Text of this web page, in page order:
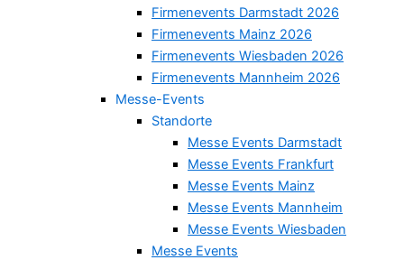
Firmenevents Darmstadt 2026
Firmenevents Mainz 2026
Firmenevents Wiesbaden 2026
Firmenevents Mannheim 2026
Messe-Events
Standorte
Messe Events Darmstadt
Messe Events Frankfurt
Messe Events Mainz
Messe Events Mannheim
Messe Events Wiesbaden
Messe Events